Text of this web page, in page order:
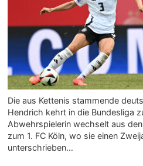
Die aus Kettenis stammende
Hendrich kehrt in die Bundesliga
Abwehrspielerin wechselt aus
zum 1. FC Köln, wo sie einen
unterschrieben…